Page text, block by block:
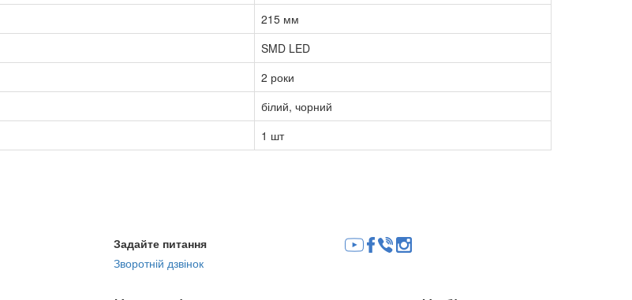
215 мм
SMD LED
2 роки
білий, чорний
1 шт
Задайте питання
Зворотній дзвінок